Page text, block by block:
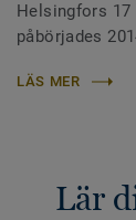
Helsingfors 17
påbörjades
LÄS MER
Lär